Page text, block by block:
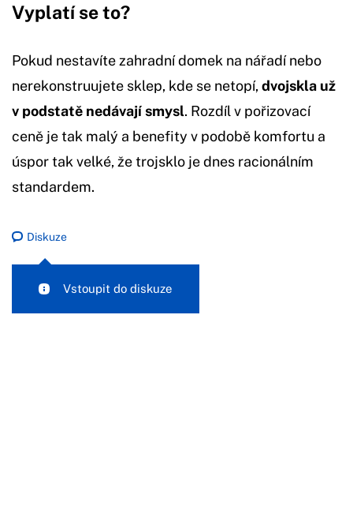
Vyplatí se to?
Pokud nestavíte zahradní domek na nářadí nebo
nerekonstruujete sklep, kde se netopí,dvojskla už
v podstatě nedávají smysl. Rozdíl v pořizovací
ceně je tak malý a benefity v podobě komfortu a
úspor tak velké, že trojsklo je dnes racionálním
standardem.
Diskuze
Vstoupit do diskuze